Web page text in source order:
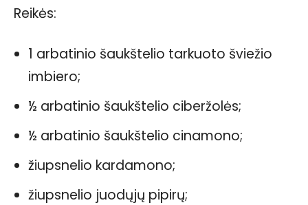
Reikės:
1 arbatinio šaukštelio tarkuoto šviežio
imbiero;
½ arbatinio šaukštelio ciberžolės;
½ arbatinio šaukštelio cinamono;
žiupsnelio kardamono;
žiupsnelio juodųjų pipirų;